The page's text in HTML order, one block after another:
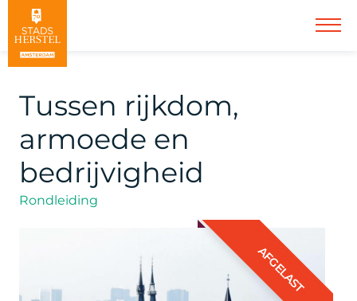
Tussen rijkdom,
armoede en
bedrijvigheid
Rondleiding
AFGELAST